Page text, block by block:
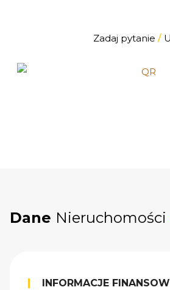
Zadaj pytanie /
Dane Nieruchomości
INFORMACJE